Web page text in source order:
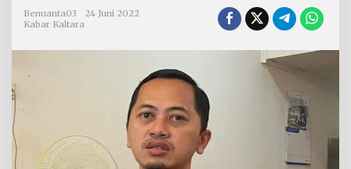
a
a
P
e
n
g
a
Benuanta03
24 Juni 2022
Kabar Kaltara